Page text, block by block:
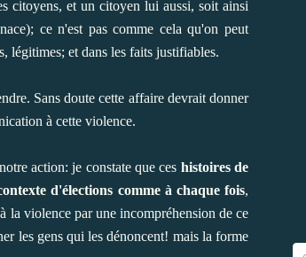
citoyens, et un citoyen lui aussi, soit ainsi
ce n'est pas comme cela qu'on peut
légitimes; et dans les faits justifiables.
Sans doute cette affaire devrait donner
à cette violence.
action: je constate que ces histoires de
d'élections comme à chaque fois,
la violence par une incompréhension de ce
les gens qui les dénoncent! mais la forme